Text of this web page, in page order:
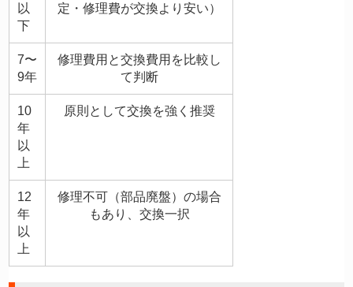
以
下
定・修理費が交換より安い）
7〜
9年
修理費用と交換費用を比較し
て判断
10
年
以
上
原則として交換を強く推奨
12
年
以
上
修理不可（部品廃盤）の場合
もあり、交換一択